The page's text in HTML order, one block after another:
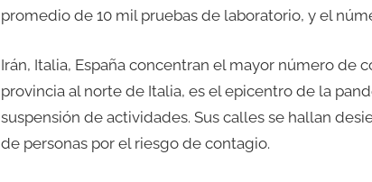
promedio de 10 mil pruebas de laboratorio, y el
Irán, Italia, España concentran el mayor número de
provincia al norte de Italia, es el epicentro de la
suspensión de actividades. Sus calles se hallan
de personas por el riesgo de contagio.